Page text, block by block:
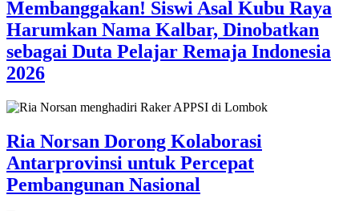
Membanggakan! Siswi Asal Kubu Raya
Harumkan Nama Kalbar, Dinobatkan
sebagai Duta Pelajar Remaja Indonesia
2026
Ria Norsan Dorong Kolaborasi
Antarprovinsi untuk Percepat
Pembangunan Nasional